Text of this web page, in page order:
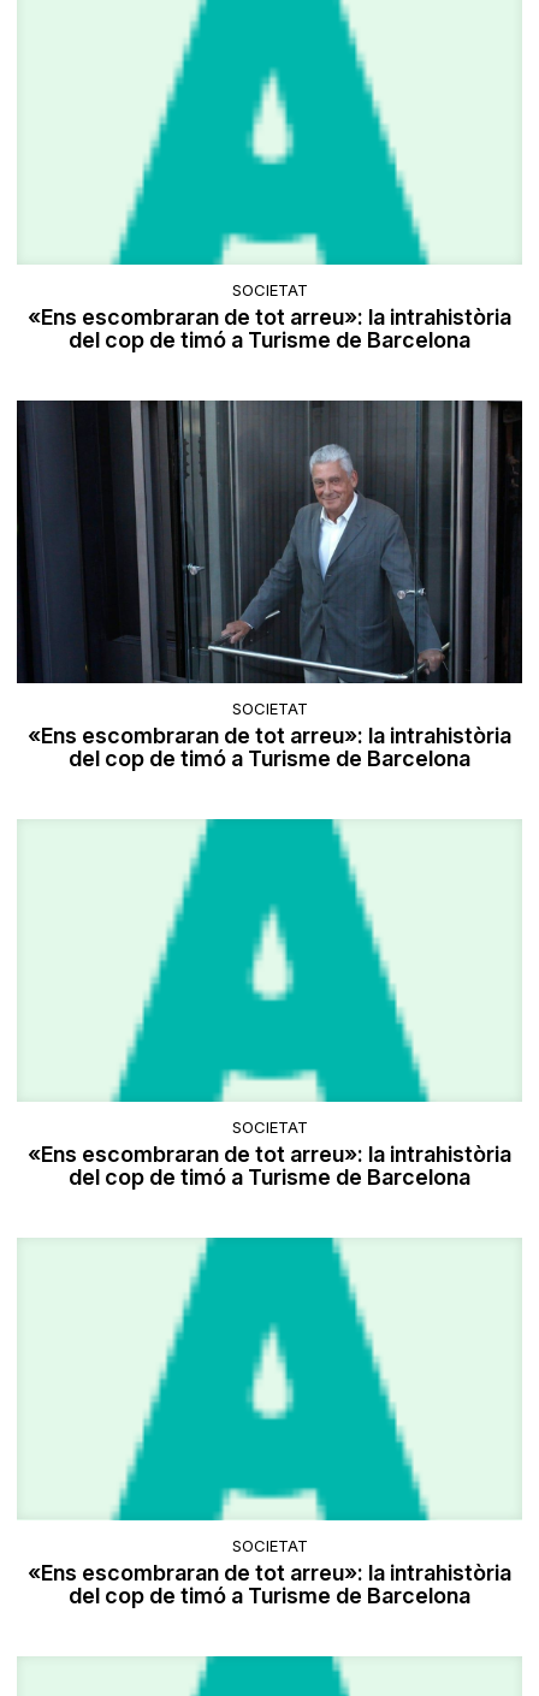
SOCIETAT
«Ens escombraran de tot arreu»: la intrahistòria
del cop de timó a Turisme de Barcelona
SOCIETAT
«Ens escombraran de tot arreu»: la intrahistòria
del cop de timó a Turisme de Barcelona
SOCIETAT
«Ens escombraran de tot arreu»: la intrahistòria
del cop de timó a Turisme de Barcelona
SOCIETAT
«Ens escombraran de tot arreu»: la intrahistòria
del cop de timó a Turisme de Barcelona